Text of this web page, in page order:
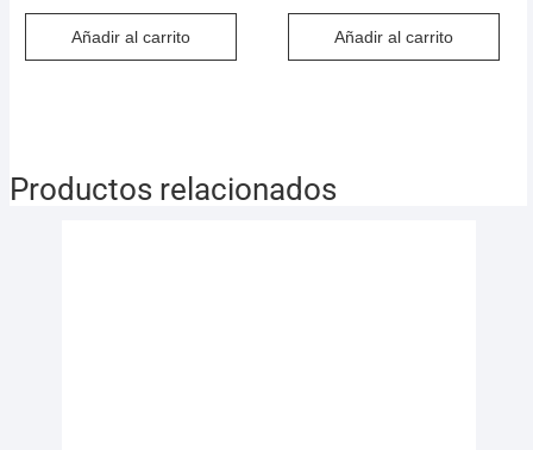
Añadir al carrito Añadir al carrito
Productos relacionados